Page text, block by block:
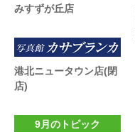
みすずが丘店
港北ニュータウン店(閉
店)
9月のトピック